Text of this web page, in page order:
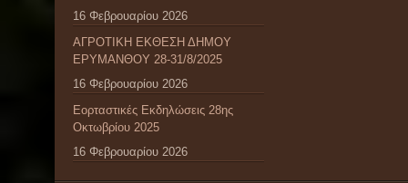
16 Φεβρουαρίου 2026
ΑΓΡΟΤΙΚΗ ΕΚΘΕΣΗ ΔΗΜΟΥ
ΕΡΥΜΑΝΘΟΥ 28-31/8/2025
16 Φεβρουαρίου 2026
Εορταστικές Εκδηλώσεις 28ης
Οκτωβρίου 2025
16 Φεβρουαρίου 2026